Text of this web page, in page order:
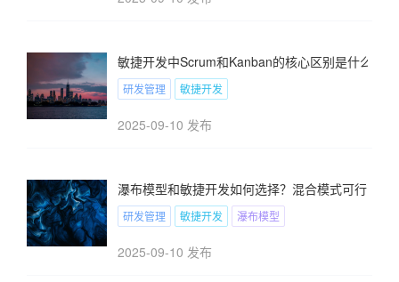
敏捷开发中Scrum和Kanban的核心区别是什么？
研发管理 敏捷开发
2025-09-10 发布
瀑布模型和敏捷开发如何选择？混合模式可行吗？
研发管理 敏捷开发 瀑布模型
2025-09-10 发布